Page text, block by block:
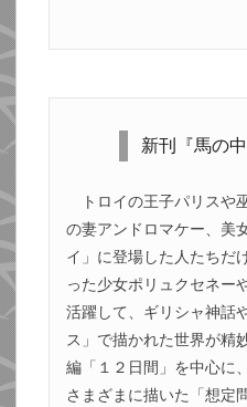
新刊『馬の
トロイの王子パリスや
の妻アンドロマケー、美
イ」に登場した人たちだ
った少女ポリュクセネー
活躍して、ギリシャ神話
ス」で描かれた世界が精
編「１２日間」を中心に
さまざまに描いた「想定